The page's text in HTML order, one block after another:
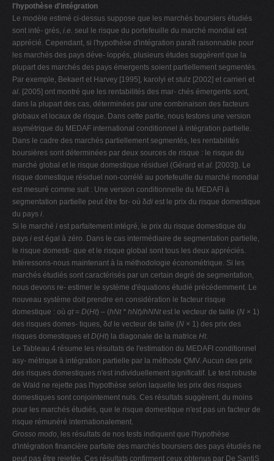
l'hypothèse d'intégration
Le modèle estimé ci-dessus suppose que les marchés boursiers étudiés
sont inté- grés, i.e. seul le risque du portefeuille du marché mondial est
apprécié. Cependant, si l'hypothèse d'intégration paraît raisonnable pour
les marchés des pays déve- loppés, plusieurs études suggèrent que la
plupart des marchés des pays émergents soient partiellement segmentés.
Par exemple, Bekaert et Harvey [1995], karolyi et stulz [2002] et carrieri et
al. [2005] ont montré que les rentabilités des mar- chés émergents sont,
dans la plupart des cas, déterminées par une combinaison des facteurs
globaux et locaux de risque. Dans cette partie, nous testons une version
asymétrique du MEDAF international conditionnel à intégration partielle.
Dans le cadre des marchés partiellement segmentés, les rentabilités
boursières sont déterminées par deux sources de risque : le risque du
marché global et le risque domestique résiduel (Gérard et al. [2003]). Le
risque domestique résiduel non-corrélé au portefeuille du marché mondial
est mesuré comme suit : Une version conditionnelle du MEDAFI à
segmentation partielle peut être for- où δdi est le prix du risque domestique
du pays i.
Si le marché i est parfaitement intégré, le prix du risque domestique du
pays i est égal à zéro. Dans le cas intermédiaire de segmentation partielle,
le risque domesti- que et le risque global sont tous les deux appréciés.
Intéressons-nous maintenant à la méthodologie économétrique. Si les
marchés étudiés sont caractérisés par un certain degré de segmentation,
nous devons re- estimer le système d'équations étudié précédemment. Le
nouveau système doit prendre en considération le facteur risque
domestique : où qt= D(Ht) – (hNt * hNt)/hNNtest le vecteur de taille (N × 1)
des risques domes- tiques, δd le vecteur de taille (N × 1) des prix des
risques domestiques et D(Ht) la diagonale de la matrice Ht.
Le Tableau 4 résume les résultats de l'estimation du MEDAFI conditionnel
asy- métrique à intégration partielle par la méthode QMV. Aucun des prix
des risques domestiques n'est individuellement significatif. Le test robuste
de Wald ne rejette pas l'hypothèse selon laquelle les prix des risques
domestiques sont conjointement nuls. Ces résultats suggèrent, du moins
pour les marchés étudiés, que le risque domestique n'est pas un facteur de
risque rémunéré internationalement.
Grosso modo, les résultats de nos tests indiquent que l'hypothèse
d'intégration financière parfaite des marchés boursiers des pays étudiés ne
peut pas être rejetée. Ces résultats confirment ceux obtenus par De SantiS